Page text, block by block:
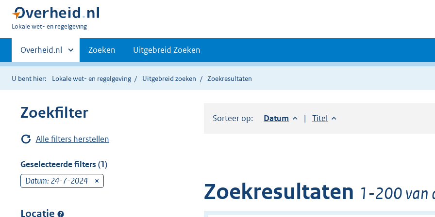
U
hier:
Lokale wet- en regelgeving
Primaire
navigatie
Andere
sites
binnen
Overheid.nl Zoeken Uitgebreid Zoeken
U bent hier: Lokale wet- en regelgeving Uitgebreid zoeken Zoekresultaten
Zoekfilter
Alle filters herstellen
Geselecteerde filters (1)
Datum: 24-7-2024
Locatie
Sorteer op: Sorteer op:
Datum aflopendSorteer op:
Titel oplopend
Zoekresultaten 1-200 van